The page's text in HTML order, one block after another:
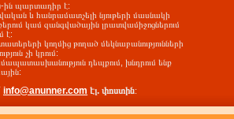
ին պարտադիր է:
և հանրամատչելի նյութերի մասնակի
կամ զանգվածային լրատվամիջոցներում
է:
կողմից թողած մեկնաբանությունների
չի կրում:
դեպքում, խնդրում ենք
info@anunner.com էլ. փոստին: